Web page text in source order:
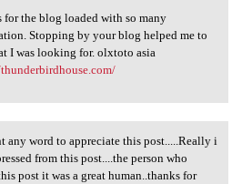
for the blog loaded
for the blog loaded with so many
Stopping by your blog helped me to
I was looking for. olxtoto asia
any word to
any word to appreciate this post.....Really i
from this post....the person who
post it was a great human..thanks for